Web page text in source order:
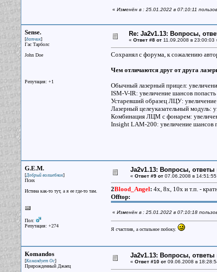
« Изменён в : 25.01.2022 в 07:10:11
Sense.
[датчик]
Гас Тарболс
John Doe
Репутация: +1
Re: Ja2v1.13: Вопросы,
« Ответ #8 от11.09.2008 в 23:00:03
Сохранял с форума, к сожалению
Чем отличаются друг от друга
Обычный лазерный прицел:
ISM-V-IR: увеличение шансов
Устаревший образец ЛЦУ:
Лазерный целеуказательный модуль:
Комбинация ЛЦМ с фонарем:
Insight LAM-200: увеличение шансов
G.E.M.
[Добрый волшебник]
Псих
Истина как-то тут, а я ее где-то там.
Пол:
Репутация: +274
Ja2v1.13: Вопросы,
« Ответ #9 от07.06.2008 в 14:51:55
2Blood_Angel: 4х, 8х, 10х и т.п. -
Offtop:
« Изменён в : 25.01.2022 в 07:10:18
Я счастлив, а остальное побоку.
Komandos
[Командует Ос]
Прирожденный Джаец
Ja2v1.13: Вопросы,
« Ответ #10 от09.06.2008 в